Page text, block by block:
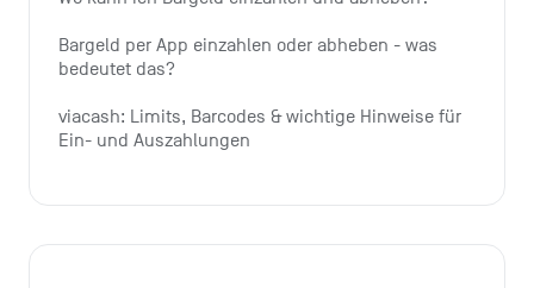
Bargeld per App einzahlen oder abheben - was
bedeutet das?
viacash: Limits, Barcodes & wichtige Hinweise für
Ein- und Auszahlungen